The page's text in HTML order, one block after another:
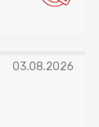
03.08.2026